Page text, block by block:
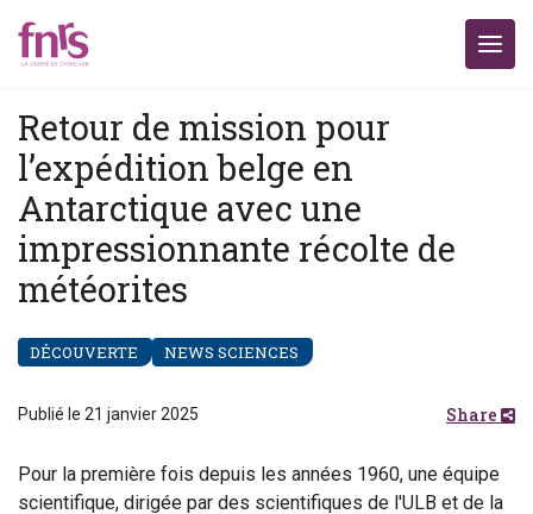
Retour de mission pour
l’expédition belge en
Antarctique avec une
impressionnante récolte de
météorites
DÉCOUVERTE NEWS SCIENCES
Publié le 21 janvier 2025 Share
Pour la première fois depuis les années 1960, une équipe
scientifique, dirigée par des scientifiques de l'ULB et de la